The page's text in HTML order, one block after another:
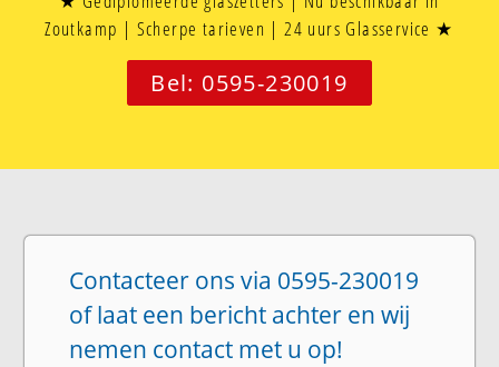
Zoutkamp | Scherpe tarieven | 24 uurs Glasservice ★
Bel: 0595-230019
Contacteer ons via 0595-230019
of laat een bericht achter en wij
nemen contact met u op!